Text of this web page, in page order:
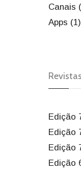
Canais
Apps (1)
Revistas
Edição
Edição
Edição
Edição